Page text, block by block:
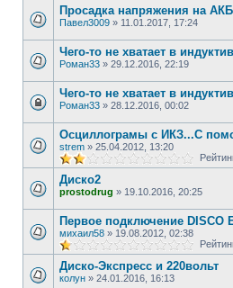
Просадка напряжения на
Павел3009 » 11.01.2017, 17:24
Чего-то не хватает в
Роман33 » 29.12.2016, 22:19
Чего-то не хватает в
Роман33 » 28.12.2016, 00:02
Осциллограмы с ИКЗ...С
strem » 25.04.2012, 13:20
Диско2
prostodrug » 19.10.2016, 20:25
Первое подключение DISCO
михаил58 » 19.08.2012, 02:38
Диско-Экспресс и 220вольт
колун » 24.01.2016, 16:13